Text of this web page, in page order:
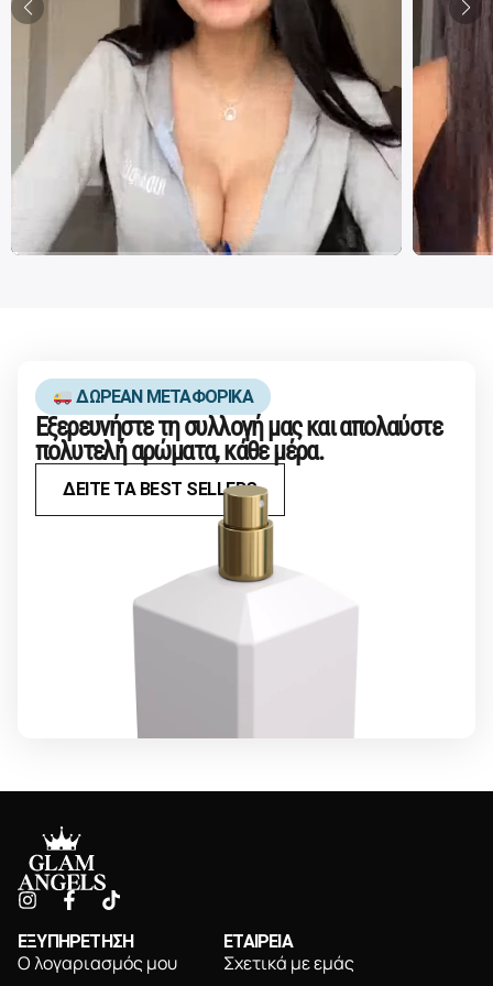
ΔΩΡΕΑΝ ΜΕΤΑΦΟΡΙΚΑ
Εξερευνήστε τη συλλογή μας και απολαύστε
πολυτελή αρώματα, κάθε μέρα.
ΔΕΙΤΕ ΤΑ BEST SELLERS
ΕΞΥΠΗΡΕΤΗΣΗ
Ο λογαριασμός μου
ΕΤΑΙΡΕΙΑ
Σχετικά με εμάς